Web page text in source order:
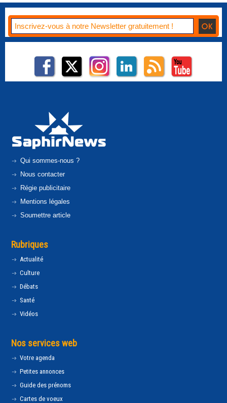
Qui sommes-nous ?
Nous contacter
Régie publicitaire
Mentions légales
Soumettre article
Rubriques
Actualité
Culture
Débats
Santé
Vidéos
Nos services web
Votre agenda
Petites annonces
Guide des prénoms
Cartes de voeux